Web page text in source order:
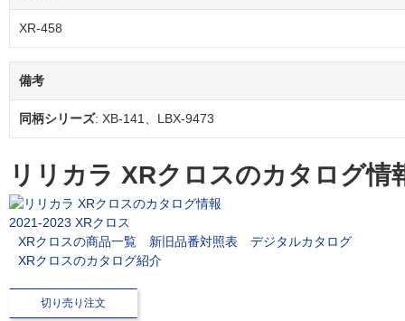
XR-458
備考
同柄シリーズ: XB-141、LBX-9473
リリカラ XRクロスのカタログ情
2021-2023 XRクロス
XRクロスの商品一覧
新旧品番対照表
デジタルカタログ
XRクロスのカタログ紹介
切り売り注文